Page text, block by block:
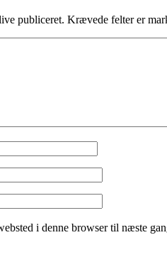
publiceret. Krævede felter er
i denne browser til næste